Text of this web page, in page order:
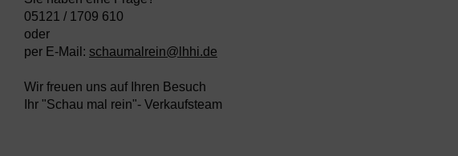
05121 / 1709 610
oder
per E-Mail: schaumalrein@lhhi.de
Wir freuen uns auf Ihren Besuch
Ihr "Schau mal rein"- Verkaufsteam